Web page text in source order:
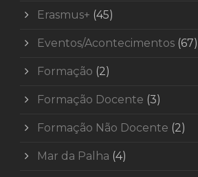
Erasmus+ (45)
Eventos/Acontecimentos (67)
Formação (2)
Formação Docente (3)
Formação Não Docente (2)
Mar da Palha (4)